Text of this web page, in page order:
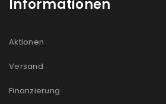
Informationen
Aktionen
Versand
Finanzierung